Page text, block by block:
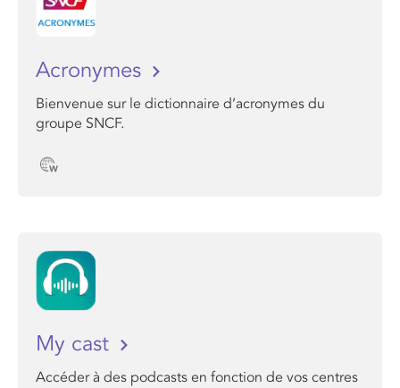
Acronymes
Bienvenue sur le dictionnaire d’acronymes du
groupe SNCF.
My cast
Accéder à des podcasts en fonction de vos centres